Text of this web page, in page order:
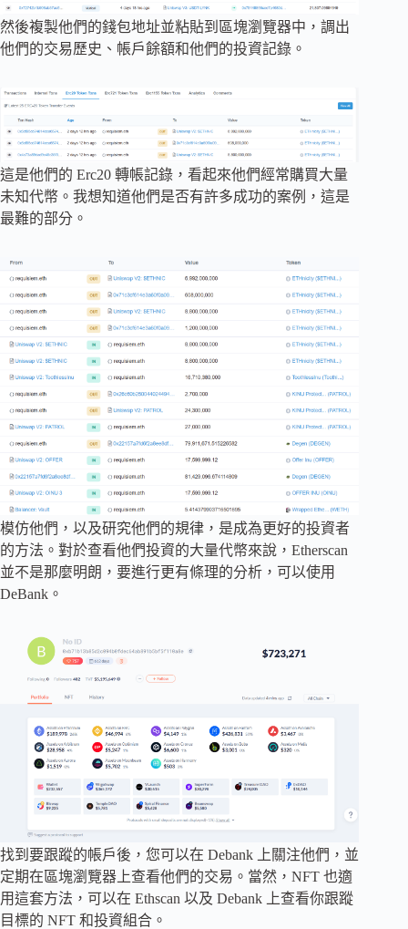
然後複製他們的錢包地址並粘貼到區塊瀏覽器中，調出
他們的交易歷史、帳戶餘額和他們的投資記錄。
這是他們的 Erc20 轉帳記錄，看起來他們經常購買大量
未知代幣。我想知道他們是否有許多成功的案例，這是
最難的部分。
模仿他們，以及研究他們的規律，是成為更好的投資者
的方法。對於查看他們投資的大量代幣來說，Etherscan
並不是那麼明朗，要進行更有條理的分析，可以使用
DeBank。
找到要跟蹤的帳戶後，您可以在 Debank 上關注他們，並
定期在區塊瀏覽器上查看他們的交易。當然，NFT 也適
用這套方法，可以在 Ethscan 以及 Debank 上查看你跟蹤
目標的 NFT 和投資組合。